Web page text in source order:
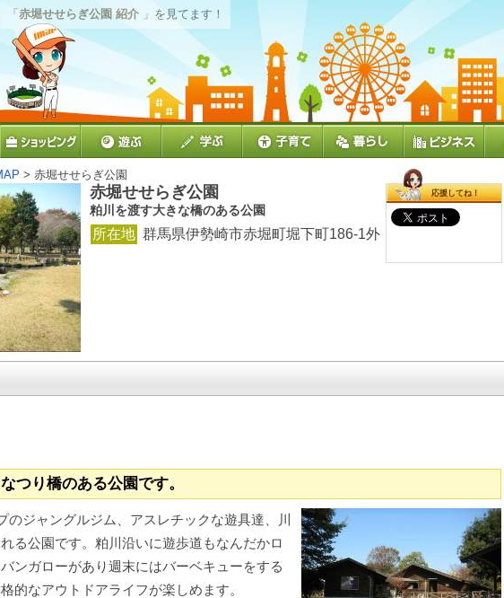
「赤堀せせらぎ公園 紹介 」を見てます！
> 赤堀せせらぎ公園
赤堀せせらぎ公園
粕川を渡す大きな橋のある公園
所在地 群馬県伊勢崎市赤堀町堀下町186-1外
応援してね！
つり橋のある公園です。
のジャングルジム、アスレチックな遊具達、川
る公園です。粕川沿いに遊歩道もなんだかロ
ンガローがあり週末にはバーベキューをする
的なアウトドアライフが楽しめます。